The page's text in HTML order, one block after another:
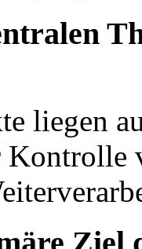
liegen